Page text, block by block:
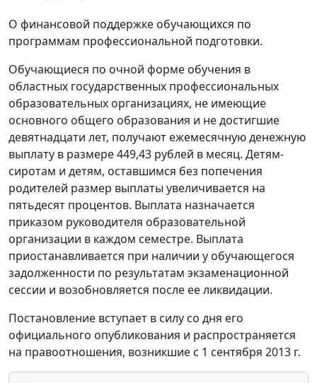
О финансовой поддержке обучающихся по
программам профессиональной подготовки.
Обучающиеся по очной форме обучения в
областных государственных профессиональных
образовательных организациях, не имеющие
основного общего образования и не достигшие
девятнадцати лет, получают ежемесячную денежную
выплату в размере 449,43 рублей в месяц. Детям-
сиротам и детям, оставшимся без попечения
родителей размер выплаты увеличивается на
пятьдесят процентов. Выплата назначается
приказом руководителя образовательной
организации в каждом семестре. Выплата
приостанавливается при наличии у обучающегося
задолженности по результатам экзаменационной
сессии и возобновляется после ее ликвидации.
Постановление вступает в силу со дня его
официального опубликования и распространяется
на правоотношения, возникшие с 1 сентября 2013 г.